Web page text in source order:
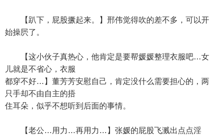
【趴下，屁股撅起来。】邢伟觉得吹的差不多，可以开
始操屄了。
【这小伙子真热心，他肯定是要帮媛媛整理衣服吧…女
儿就是不省心，衣服
都穿不好…】董芳芳安慰自己，肯定没什么需要担心的，两
只手却不由自主的捂
住耳朵，似乎不想听到后面的事情。
【老公…用力…再用力…】张媛的屁股飞溅出点点淫